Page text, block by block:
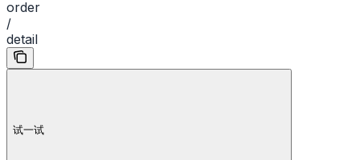
order
/
detail
试一试